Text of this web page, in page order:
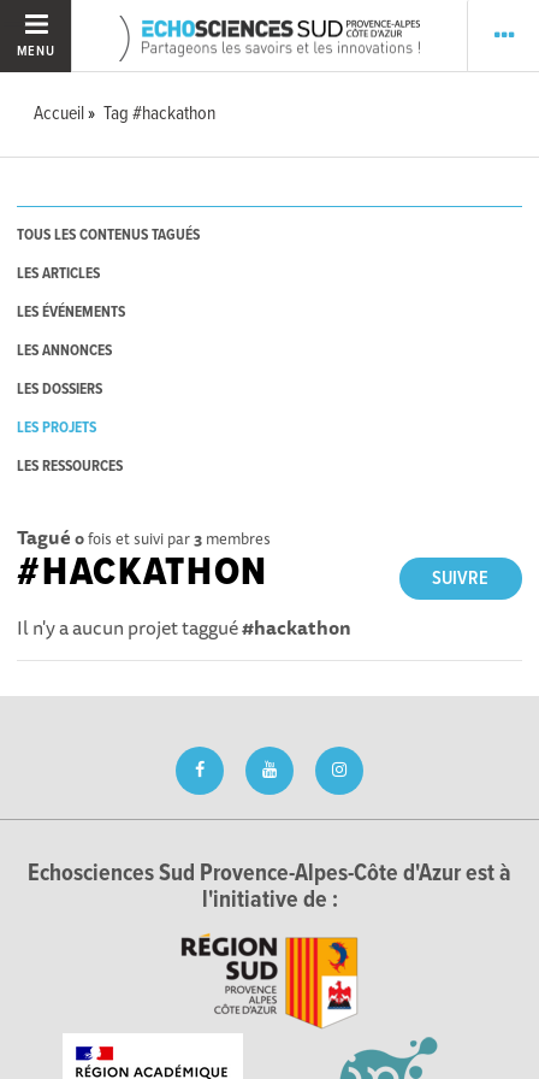
MENU
Accueil Tag #hackathon
TOUS LES CONTENUS TAGUÉS
LES ARTICLES
LES ÉVÉNEMENTS
LES ANNONCES
LES DOSSIERS
LES PROJETS
LES RESSOURCES
Tagué 0fois et suivi par3 membres
SUIVRE
#HACKATHON
Il n'y a aucun projet taggué#hackathon
Echosciences Sud Provence-Alpes-Côte d'Azur est à
l'initiative de :